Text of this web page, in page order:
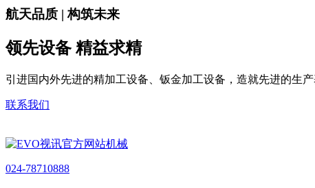
航天品质 | 构筑未来
领先设备 精益求精
引进国内外先进的精加工设备、钣金加工设备，造就先进的生
联系我们
024-78710888